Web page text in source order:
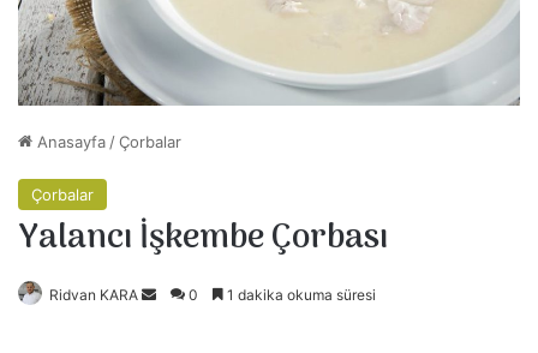
Anasayfa /Çorbalar
Çorbalar
Yalancı İşkembe Çorbası
Ridvan KARA 0 1 dakika okuma süresi